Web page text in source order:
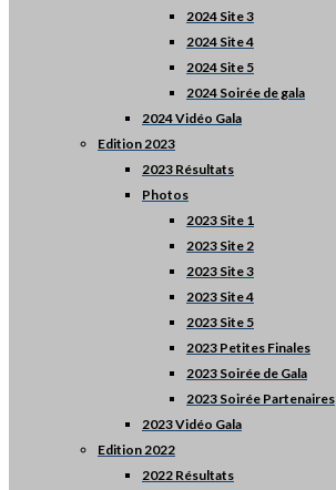
2024 Site 3
2024 Site 4
2024 Site 5
2024 Soirée de gala
2024 Vidéo Gala
Edition 2023
2023 Résultats
Photos
2023 Site 1
2023 Site 2
2023 Site 3
2023 Site 4
2023 Site 5
2023 Petites Finales
2023 Soirée de Gala
2023 Soirée Partenaires
2023 Vidéo Gala
Edition 2022
2022 Résultats